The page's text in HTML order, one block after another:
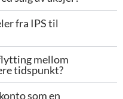
fra IPS til
mellom
tidspunkt?
som en